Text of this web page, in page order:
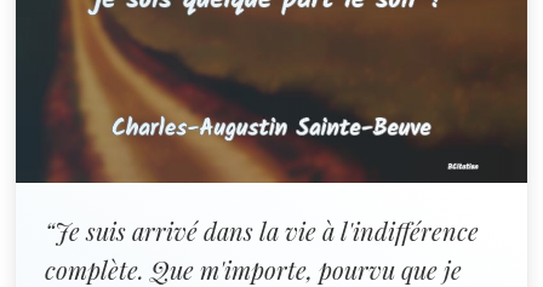
“Je suis arrivé dans la vie à l'indifférence
complète. Que m'importe, pourvu que je